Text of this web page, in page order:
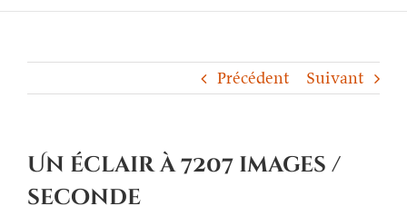
Précédent Suivant
Un éclair à 7207 images /
seconde